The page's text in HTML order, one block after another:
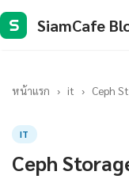
S SiamCafe
หน้าแรก › it › Ceph
IT
Ceph